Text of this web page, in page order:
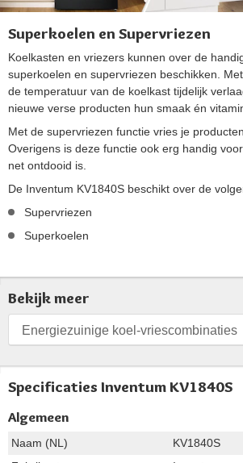
Superkoelen en Supervriezen
Koelkasten en vriezers kunnen over de
superkoelen en supervriezen beschikken.
de temperatuur van de koelkast tijdelijk
nieuwe verse producten hun smaak én
Met de supervriezen functie vries je
Overigens is deze functie ook erg handig
net ontdooid is.
De Inventum KV1840S beschikt over de
Supervriezen
Superkoelen
Bekijk meer
Energiezuinige koel-vriescombinaties
Specificaties Inventum KV1840S
Algemeen
Naam (NL)
KV1840S